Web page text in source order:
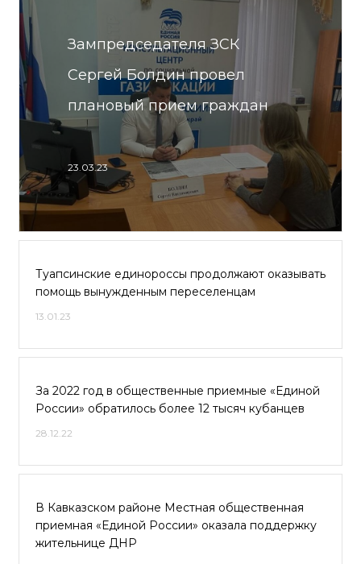
Зампредседателя ЗСК
Сергей Болдин провел
плановый прием граждан
23.03.23
Туапсинские единороссы продолжают оказывать
помощь вынужденным переселенцам
13.01.23
За 2022 год в общественные приемные «Единой
России» обратилось более 12 тысяч кубанцев
28.12.22
В Кавказском районе Местная общественная
приемная «Единой России» оказала поддержку
жительнице ДНР